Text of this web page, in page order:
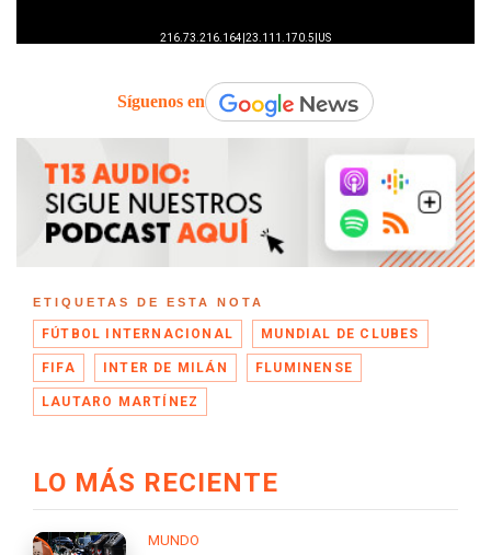
Síguenos en
ETIQUETAS DE ESTA NOTA
FÚTBOL INTERNACIONAL MUNDIAL DE CLUBES
FIFA INTER DE MILÁN FLUMINENSE
LAUTARO MARTÍNEZ
LO MÁS RECIENTE
MUNDO